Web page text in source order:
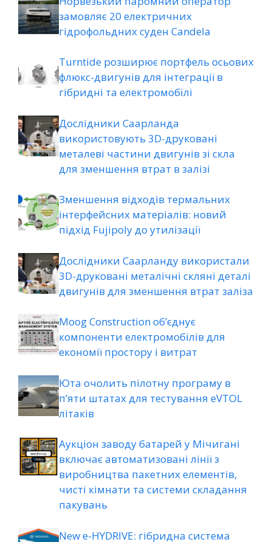
замовляє 20 електричних
гідрофольдних суден Candela
Turntide розширює портфель осьових
флюкс-двигунів для інтеграції в
гібридні та електромобілі
Дослідники Саарланда
використовують 3D-друковані
металеві частини двигунів зі скла
для зменшення втрат в залізі
Зменшення відходів термальних
інтерфейсних матеріалів: новий
підхід Fujipoly до утилізації
Дослідники Саарланду використали
3D-друковані металічні скляні деталі
двигунів для зменшення втрат заліза
Moog Construction об’єднує
компоненти електромобілів для
економії простору і витрат
Юта очолить пілотну програму в
п’яти штатах для тестування eVTOL
літаків
Аукціон заводу батарей у Мічигані
включає автоматизовані лінії з
виробництва пакетних елементів,
чисті кімнати та системи складання
пакувань
New e-HYDRIVE: гібридна система